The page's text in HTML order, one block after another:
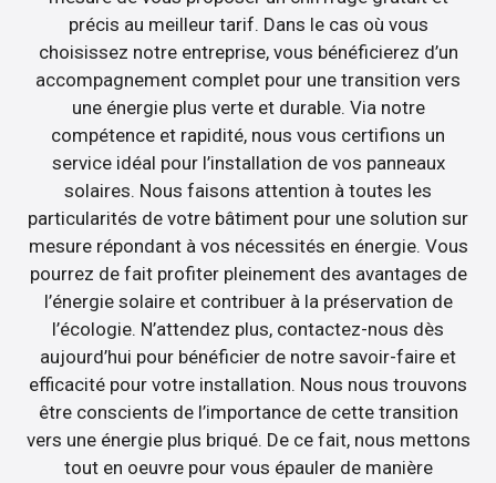
précis au meilleur tarif. Dans le cas où vous
choisissez notre entreprise, vous bénéficierez d’un
accompagnement complet pour une transition vers
une énergie plus verte et durable. Via notre
compétence et rapidité, nous vous certifions un
service idéal pour l’installation de vos panneaux
solaires. Nous faisons attention à toutes les
particularités de votre bâtiment pour une solution sur
mesure répondant à vos nécessités en énergie. Vous
pourrez de fait profiter pleinement des avantages de
l’énergie solaire et contribuer à la préservation de
l’écologie. N’attendez plus, contactez-nous dès
aujourd’hui pour bénéficier de notre savoir-faire et
efficacité pour votre installation. Nous nous trouvons
être conscients de l’importance de cette transition
vers une énergie plus briqué. De ce fait, nous mettons
tout en oeuvre pour vous épauler de manière